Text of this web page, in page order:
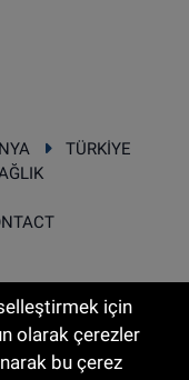
TÜRKİYE
Her hakkı saklıdır.
için
olarak çerezler
bu çerez